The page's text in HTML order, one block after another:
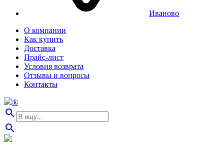
Иваново
О компании
Как купить
Доставка
Прайс-лист
Условия возврата
Отзывы и вопросы
Контакты
®
search
search